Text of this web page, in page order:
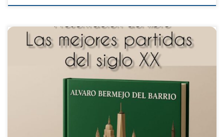
Presentación del libro Las mejores partidas del siglo XX
Viernes 3 de octubre – 18:00 hrs La
Biblioteca Pública Luis Rosales tiene el placer de invitarles a la